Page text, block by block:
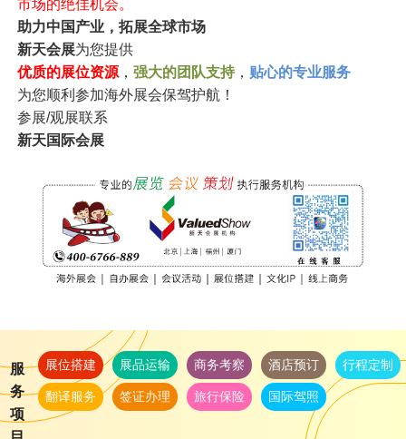
市场的绝佳机会。
助力中国产业，拓展全球市场
新天会展为您提供
优质的展位资源， 强大的团队支持， 贴心的专业服务
为您顺利参加海外展会保驾护航！
参展/观展联系
新天国际会展
服
务
项
展位搭建 展品运输 商务考察 酒店预订 行程定制
翻译服务 签证办理 旅行保险 国际驾照